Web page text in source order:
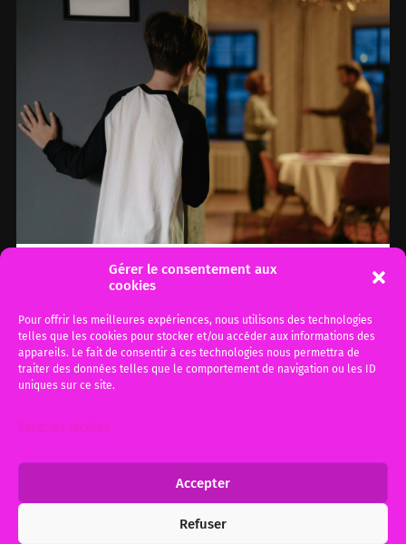
Gérer le consentement aux
cookies
Pour offrir les meilleures expériences, nous utilisons des technologies
telles que les cookies pour stocker et/ou accéder aux informations des
appareils. Le fait de consentir à ces technologies nous permettra de
traiter des données telles que le comportement de navigation ou les ID
uniques sur ce site.
Gérer les services
Accepter
Refuser
Le syndrome d’aliénation
parentale : définition,
jurisprudence et recul
progressif d’une notion
article mis à jour le 21 octobre 2025 1. Qu’est-
ce que le syndrome d’aliénation parentale
(SAP) ? Vous vous interrogez…